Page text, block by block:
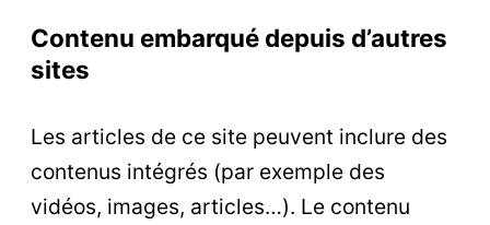
Contenu embarqué depuis d’autres
sites
Les articles de ce site peuvent inclure des
contenus intégrés (par exemple des
vidéos, images, articles…). Le contenu